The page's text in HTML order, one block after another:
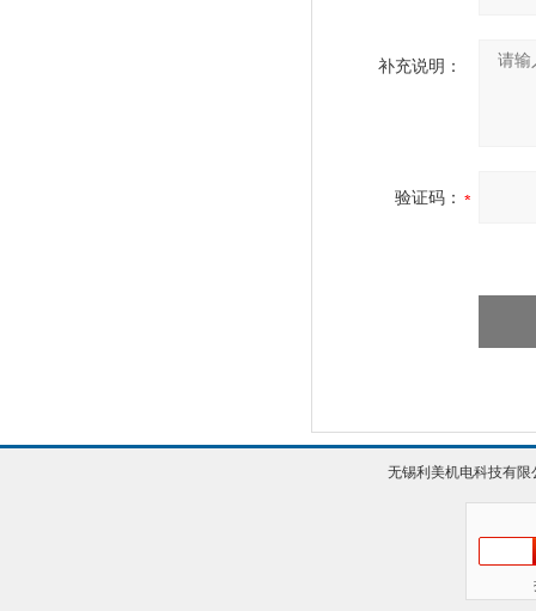
补充说明：
验证码：
无锡利美机电科技有